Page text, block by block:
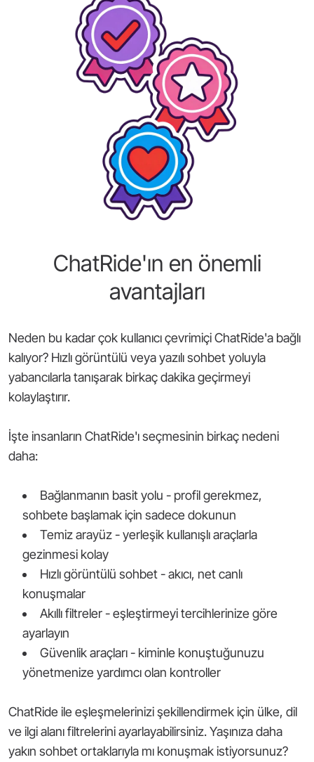
ChatRide'ın en önemli
avantajları
Neden bu kadar çok kullanıcı çevrimiçi ChatRide'a bağlı
kalıyor? Hızlı görüntülü veya yazılı sohbet yoluyla
yabancılarla tanışarak birkaç dakika geçirmeyi
kolaylaştırır.
İşte insanların ChatRide'ı seçmesinin birkaç nedeni
daha:
Bağlanmanın basit yolu - profil gerekmez,
sohbete başlamak için sadece dokunun
Temiz arayüz - yerleşik kullanışlı araçlarla
gezinmesi kolay
Hızlı görüntülü sohbet - akıcı, net canlı
konuşmalar
Akıllı filtreler - eşleştirmeyi tercihlerinize göre
ayarlayın
Güvenlik araçları - kiminle konuştuğunuzu
yönetmenize yardımcı olan kontroller
ChatRide ile eşleşmelerinizi şekillendirmek için ülke, dil
ve ilgi alanı filtrelerini ayarlayabilirsiniz. Yaşınıza daha
yakın sohbet ortaklarıyla mı konuşmak istiyorsunuz?